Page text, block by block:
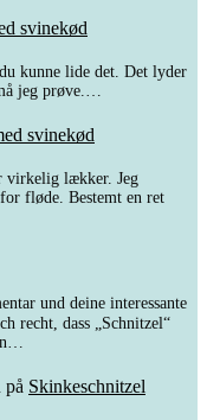
svinekød
kunne lide det. Det lyder
jeg prøve.…
svinekød
virkelig lækker. Jeg
fløde. Bestemt en ret
und deine interessante
recht, dass „Schnitzel“
på Skinkeschnitzel